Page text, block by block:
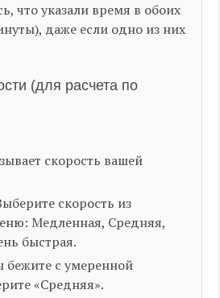
что указали время в обоих
даже если одно из них
(для расчета по
скорость вашей
скорость из
Медленная, Средняя,
быстрая.
с умеренной
«Средняя».